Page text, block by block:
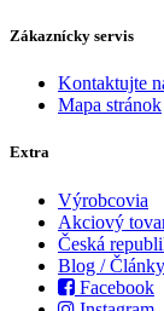
Zákaznícky servis
Kontaktujte
Mapa stránok
Extra
Výrobcovia
Akciový
Česká
Blog / Články
Facebook